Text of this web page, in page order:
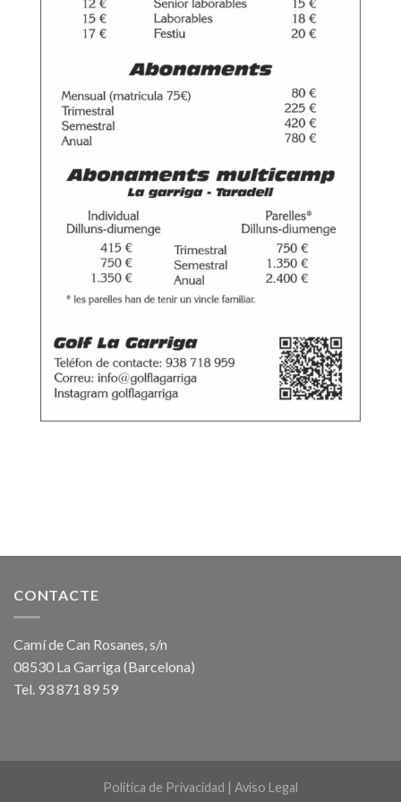
CONTACTE
Camí de Can Rosanes, s/n
08530 La Garriga (Barcelona)
Tel. 93 871 89 59
Política de Privacidad | Aviso Legal